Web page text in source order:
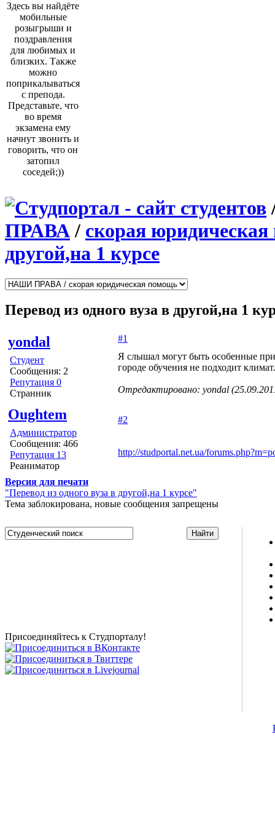
Здесь вы найдёте
мобильные
розыгрыши и
поздравления
для любимых и
близких. Также
можно
поприкалываться
с препода.
Представьте, что
во время
экзамена ему
начнут звонить и
говорить, что он
затопил
соседей;))
ПРАВА/ скорая
другой,на 1 курсе
Перевод из одного вуза в другой,на 1
yondal
Студент
Сообщения: 2
Репутация 0
Странник
#1
Я слышал могут быть особенные
городе обучения не подходит климат.
Отредактировано: yondal
Oughtem
Администратор
Сообщения: 466
Репутация 13
Реаниматор
#2
http://studportal.net.ua/
Версия для печати
"Перевод из одного вуза в другой,на 1 курсе"
Тема заблокирована, новые сообщения запрещены
Присоединяйтесь к Студпорталу!